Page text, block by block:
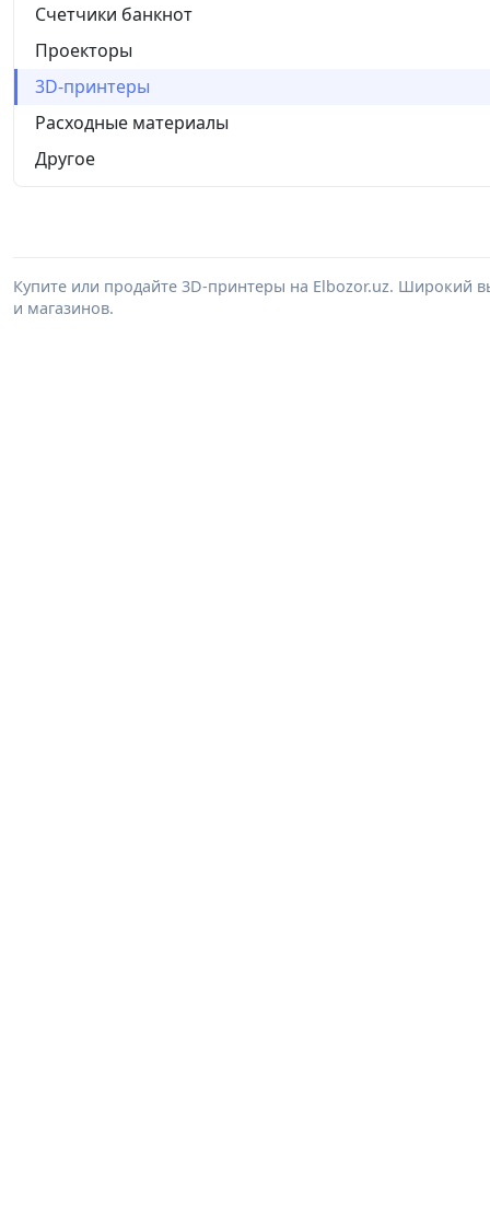
Счетчики банкнот
Проекторы
3D-принтеры
Расходные материалы
Другое
Купите или продайте 3D-принтеры на Elbozor.uz. Широкий
и магазинов.